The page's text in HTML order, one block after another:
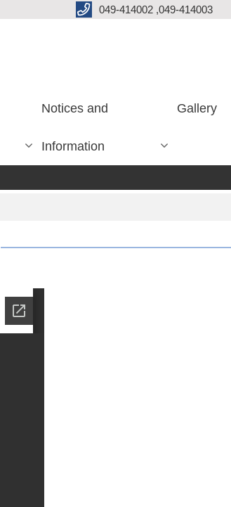
049-414002 ,049-414003
Notices and
Information
Gallery